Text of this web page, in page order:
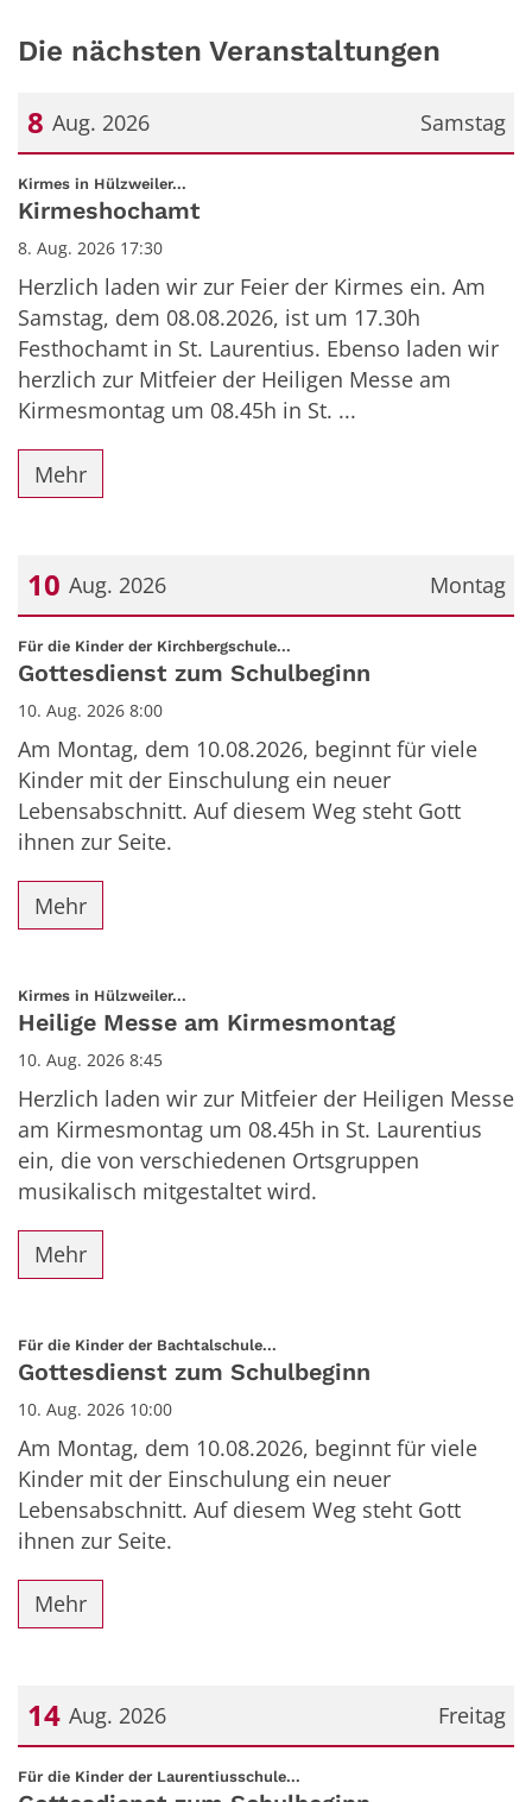
Die nächsten Veranstaltungen
Samstag
8 Aug. 2026
Datum: 8. August 2026
Kirmes in Hülzweiler...
Kirmeshochamt
8. Aug. 2026 17:30
Herzlich laden wir zur Feier der Kirmes ein. Am
Samstag, dem 08.08.2026, ist um 17.30h
Festhochamt in St. Laurentius. Ebenso laden wir
herzlich zur Mitfeier der Heiligen Messe am
Kirmesmontag um 08.45h in St. ...
Mehr
Montag
10 Aug. 2026
Datum: 10. August 2026
Für die Kinder der Kirchbergschule...
Gottesdienst zum Schulbeginn
10. Aug. 2026 8:00
Am Montag, dem 10.08.2026, beginnt für viele
Kinder mit der Einschulung ein neuer
Lebensabschnitt. Auf diesem Weg steht Gott
ihnen zur Seite.
Mehr
Kirmes in Hülzweiler...
Heilige Messe am Kirmesmontag
10. Aug. 2026 8:45
Herzlich laden wir zur Mitfeier der Heiligen Messe
am Kirmesmontag um 08.45h in St. Laurentius
ein, die von verschiedenen Ortsgruppen
musikalisch mitgestaltet wird.
Mehr
Für die Kinder der Bachtalschule...
Gottesdienst zum Schulbeginn
10. Aug. 2026 10:00
Am Montag, dem 10.08.2026, beginnt für viele
Kinder mit der Einschulung ein neuer
Lebensabschnitt. Auf diesem Weg steht Gott
ihnen zur Seite.
Mehr
Freitag
14 Aug. 2026
Datum: 14. August 2026
Für die Kinder der Laurentiusschule...